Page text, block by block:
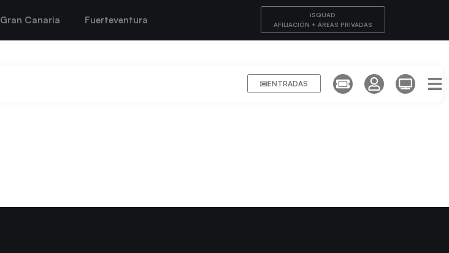
Gran Canaria Fuerteventura
iSQUAD
AFILIACIÓN + ÁREAS PRIVADAS
ENTRADAS